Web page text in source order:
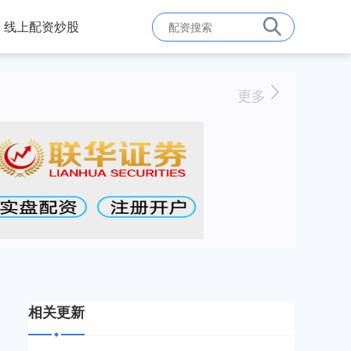
线上配资炒股
更多
相关更新